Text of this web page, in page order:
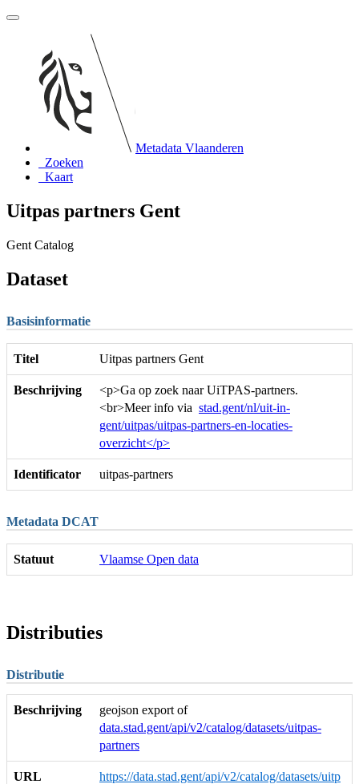
Metadata Vlaanderen
Zoeken
Kaart
Uitpas partners Gent
Gent Catalog
Dataset
Basisinformatie
Titel Uitpas partners Gent
Beschrijving
<p>Ga op zoek naar UiTPAS-partners.
<br>Meer info via stad.gent/nl/uit-in-
gent/uitpas/uitpas-partners-en-locaties-
overzicht</p>
Identificator uitpas-partners
Metadata DCAT
Statuut Vlaamse Open data
Distributies
Distributie
Beschrijving
geojson export of
data.stad.gent/api/v2/catalog/datasets/uitpas-
partners
URL
https://data.stad.gent/api/v2/catalog/datasets/uitp